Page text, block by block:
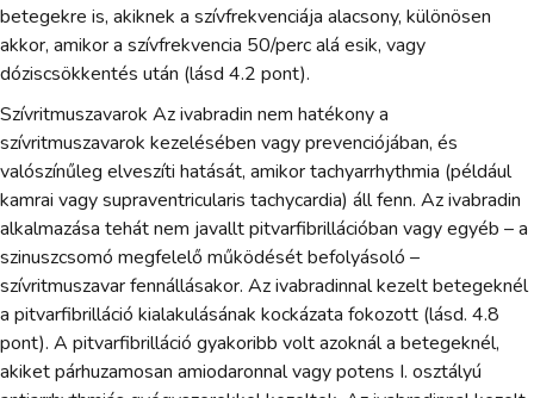
betegekre is, akiknek a szívfrekvenciája alacsony, különösen
akkor, amikor a szívfrekvencia 50/perc alá esik, vagy
dóziscsökkentés után (lásd 4.2 pont).
Szívritmuszavarok Az ivabradin nem hatékony a
szívritmuszavarok kezelésében vagy prevenciójában, és
valószínűleg elveszíti hatását, amikor tachyarrhythmia (például
kamrai vagy supraventricularis tachycardia) áll fenn. Az ivabradin
alkalmazása tehát nem javallt pitvarfibrillációban vagy egyéb – a
szinuszcsomó megfelelő működését befolyásoló –
szívritmuszavar fennállásakor. Az ivabradinnal kezelt betegeknél
a pitvarfibrilláció kialakulásának kockázata fokozott (lásd. 4.8
pont). A pitvarfibrilláció gyakoribb volt azoknál a betegeknél,
akiket párhuzamosan amiodaronnal vagy potens I. osztályú